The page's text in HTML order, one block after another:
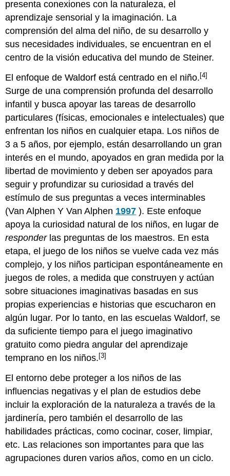
presenta conexiones con la naturaleza, el
aprendizaje sensorial y la imaginación. La
comprensión del alma del niño, de su desarrollo y
sus necesidades individuales, se encuentran en el
centro de la visión educativa del mundo de Steiner.
El enfoque de Waldorf está centrado en el niño.[4]
Surge de una comprensión profunda del desarrollo
infantil y busca apoyar las tareas de desarrollo
particulares (físicas, emocionales e intelectuales) que
enfrentan los niños en cualquier etapa. Los niños de
3 a 5 años, por ejemplo, están desarrollando un gran
interés en el mundo, apoyados en gran medida por la
libertad de movimiento y deben ser apoyados para
seguir y profundizar su curiosidad a través del
estímulo de sus preguntas a veces interminables
(Van Alphen Y Van Alphen 1997 ). Este enfoque
apoya la curiosidad natural de los niños, en lugar de
responderlas preguntas de los maestros. En esta
etapa, el juego de los niños se vuelve cada vez más
complejo, y los niños participan espontáneamente en
juegos de roles, a medida que construyen y actúan
sobre situaciones imaginativas basadas en sus
propias experiencias e historias que escucharon en
algún lugar. Por lo tanto, en las escuelas Waldorf, se
da suficiente tiempo para el juego imaginativo
gratuito como piedra angular del aprendizaje
temprano en los niños.[3]
El entorno debe proteger a los niños de las
influencias negativas y el plan de estudios debe
incluir la exploración de la naturaleza a través de la
jardinería, pero también el desarrollo de las
habilidades prácticas, como cocinar, coser, limpiar,
etc. Las relaciones son importantes para que las
agrupaciones duren varios años, como en un ciclo.